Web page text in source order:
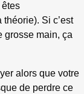
Si c’est
grosse main, ça
alors que votre
de perdre ce